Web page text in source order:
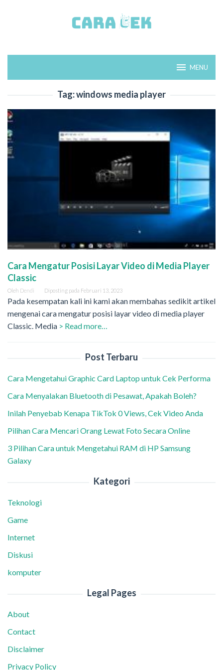
MENU
Tag:windows media player
Cara Mengatur Posisi Layar Video di Media Player
Classic
Oleh Dendi Diposting pada Februari 13, 2023
Pada kesempatan kali ini kami akan membahas sedikit artikel
mengenai cara mengatur posisi layar video di media player
Classic. Media > Read more…
Post Terbaru
Cara Mengetahui Graphic Card Laptop untuk Cek Performa
Cara Menyalakan Bluetooth di Pesawat, Apakah Boleh?
Inilah Penyebab Kenapa TikTok 0 Views, Cek Video Anda
Pilihan Cara Mencari Orang Lewat Foto Secara Online
3 Pilihan Cara untuk Mengetahui RAM di HP Samsung
Galaxy
Kategori
Teknologi
Game
Internet
Diskusi
komputer
Legal Pages
About
Contact
Disclaimer
Privacy Policy